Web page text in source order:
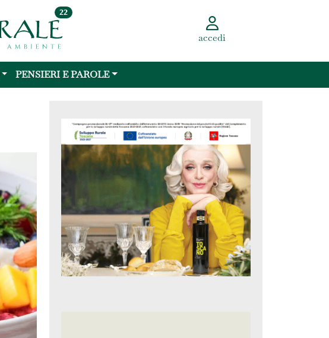
22
accedi
PENSIERI E PAROLE